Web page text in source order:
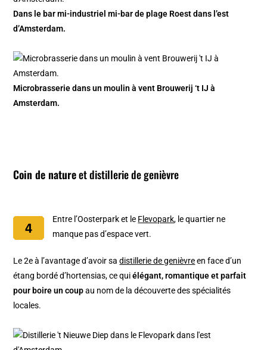
Dans le bar mi-industriel mi-bar de plage Roest dans l’est
d’Amsterdam.
Microbrasserie dans un moulin à vent Brouwerij ‘t IJ à
Amsterdam.
Coin de natureet distillerie de genièvre
Entre l’Oosterpark et le Flevopark, le quartier ne
manque pas d’espace vert.
Le 2e à l’avantage d’avoir sadistillerie de genièvreen face d’un
étang bordé d’hortensias, ce quiélégant, romantique et parfait
pour boire un coupau nom de la découverte des spécialités
locales.